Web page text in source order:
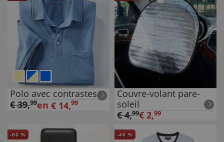
Polo avec contrastes
€39,99en € 14,99
Couvre-volant pare-
soleil
€4,99€ 2,99
-60 % -40 %